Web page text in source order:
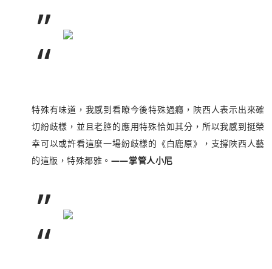
”
“
特殊有味道，我感到看瞭今後特殊過癮，陜西人表示出來確
切紛歧樣，並且老腔的應用特殊恰如其分，所以我感到挺榮
幸可以或許看這麼一場紛歧樣的《白鹿原》，支撐陜西人藝
的這版，特殊都雅。 ——掌管人小尼
”
“